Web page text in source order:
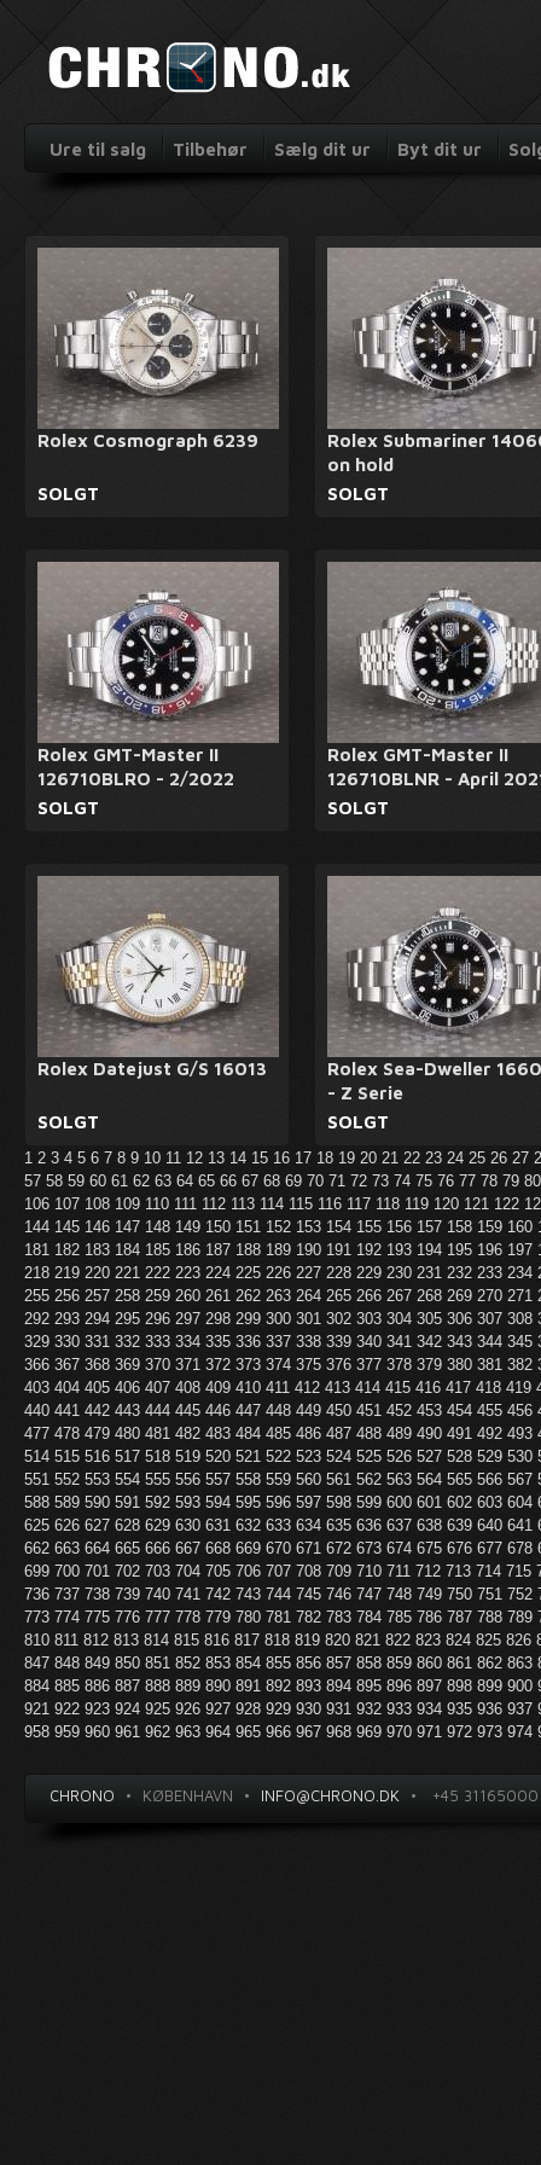
Ure til salg Tilbehør Sælg dit ur Byt dit ur
Rolex Cosmograph 6239
SOLGT
Rolex Submariner
on hold
SOLGT
Rolex GMT-Master II
126710BLRO - 2/2022
SOLGT
Rolex GMT-Master II
126710BLNR - April
SOLGT
Rolex Datejust G/S 16013
SOLGT
Rolex Sea-Dweller
- Z Serie
SOLGT
1 2 3 4 5 6 7 8 9 10 11 12 13 14 15 16 17 18 19 20 21 22 23 24 25 26 27
57 58 59 60 61 62 63 64 65 66 67 68 69 70 71 72 73 74 75 76 77 78 79
106 107 108 109 110 111 112 113 114 115 116 117 118 119 120 121 122
144 145 146 147 148 149 150 151 152 153 154 155 156 157 158 159 160
181 182 183 184 185 186 187 188 189 190 191 192 193 194 195 196 197
218 219 220 221 222 223 224 225 226 227 228 229 230 231 232 233 234
255 256 257 258 259 260 261 262 263 264 265 266 267 268 269 270 271
292 293 294 295 296 297 298 299 300 301 302 303 304 305 306 307 308
329 330 331 332 333 334 335 336 337 338 339 340 341 342 343 344 345
366 367 368 369 370 371 372 373 374 375 376 377 378 379 380 381 382
403 404 405 406 407 408 409 410 411 412 413 414 415 416 417 418 419
440 441 442 443 444 445 446 447 448 449 450 451 452 453 454 455 456
477 478 479 480 481 482 483 484 485 486 487 488 489 490 491 492 493
514 515 516 517 518 519 520 521 522 523 524 525 526 527 528 529 530
551 552 553 554 555 556 557 558 559 560 561 562 563 564 565 566 567
588 589 590 591 592 593 594 595 596 597 598 599 600 601 602 603 604
625 626 627 628 629 630 631 632 633 634 635 636 637 638 639 640 641
662 663 664 665 666 667 668 669 670 671 672 673 674 675 676 677 678
699 700 701 702 703 704 705 706 707 708 709 710 711 712 713 714 715
736 737 738 739 740 741 742 743 744 745 746 747 748 749 750 751 752
773 774 775 776 777 778 779 780 781 782 783 784 785 786 787 788 789
810 811 812 813 814 815 816 817 818 819 820 821 822 823 824 825 826
847 848 849 850 851 852 853 854 855 856 857 858 859 860 861 862 863
884 885 886 887 888 889 890 891 892 893 894 895 896 897 898 899 900
921 922 923 924 925 926 927 928 929 930 931 932 933 934 935 936 937
958 959 960 961 962 963 964 965 966 967 968 969 970 971 972 973 974
CHRONO • KØBENHAVN • INFO@CHRONO.DK • +45 31165000